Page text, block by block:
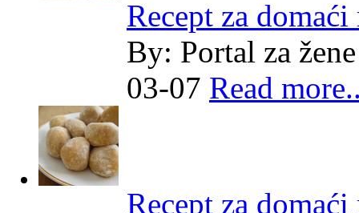
Recept za
By: Portal za žene
03-07 Read
Recept za